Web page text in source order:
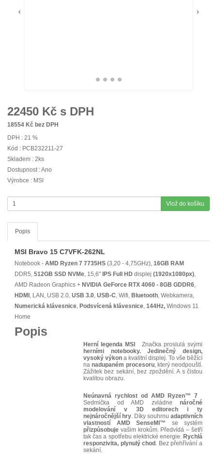
22450 Kč s DPH
18554 Kč bez DPH
DPH : 21 %
Kód : PCB232211-27
Skladem : 2ks
Dostupnost : Ano
Výrobce : MSI
Vlož do košíku
Popis
MSI Bravo 15 C7VFK-262NL
Notebook - AMD Ryzen 7 7735HS (3,20 - 4,75GHz), 16GB RAM
DDR5, 512GB SSD NVMe, 15,6" IPS Full HD displej (1920x1080px),
AMD Radeon Graphics + NVIDIA GeForce RTX 4060 - 8GB GDDR6,
HDMI , LAN, USB 2.0, USB 3.0, USB-C, Wifi, Bluetooth, Webkamera,
Numerická klávesnice, Podsvícená klávesnice, 144Hz, Windows 11
Home
Popis
Herní legenda MSI
Značka proslulá svými
herními notebooky. Jedinečný design,
vysoký výkon a kvalitní displej. To vše běžící
nanadupaném procesoru, který neodpouští.
Zážitek bez sekání, bez zpoždění. A s čistou
kvalitou obrazu.
Neúnavná rychlost od AMD Ryzen™ 7
Sedmička od AMD zvládne náročné
modelování v 3D editorech i ty
nejnáročnější hry. Díky souhrnu adaptivních
vlastností AMD SenseMI™ se systém
přizpůsobuje vašim krokům. Předvídá – šetří
tak čas a spotřebu elektrické energie. Rychlá
responzivita, plynulý chod . Bez přehřívání a
sekání.